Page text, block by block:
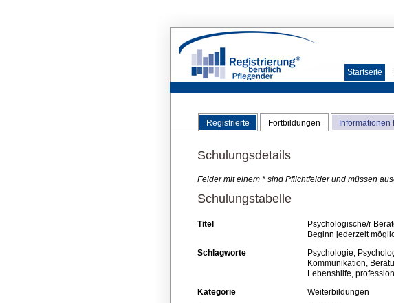
Startseite
Registrierte Fortbildungen
Schulungsdetails
Felder mit einem * sind Pflichtfelder und müssen
Schulungstabelle
Titel
Psychologische/r
Beginn jederzeit
Schlagworte
Psychologie,
Kommunikation,
Lebenshilfe,
Kategorie
Weiterbildungen